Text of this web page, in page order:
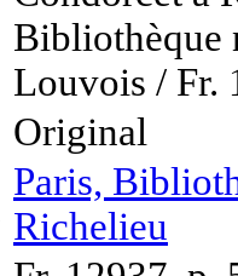
Bibliothèque
Louvois / Fr.
Original
Paris,
Richelieu